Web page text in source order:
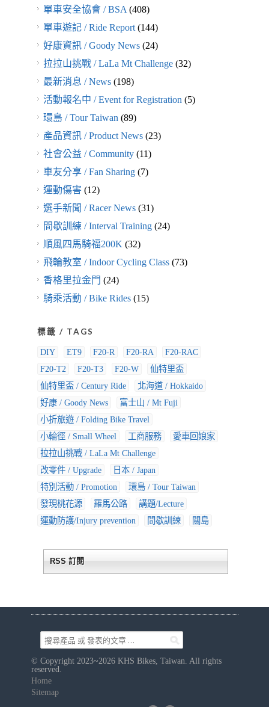
單車安全協會 / BSA(408)
單車遊記 / Ride Report(144)
好康資訊 / Goody News(24)
拉拉山挑戰 / LaLa Mt Challenge(32)
最新消息 / News(198)
活動報名中 / Event for Registration(5)
環島 / Tour Taiwan(89)
產品資訊 / Product News(23)
社會公益 / Community(11)
車友分享 / Fan Sharing(7)
運動傷害(12)
選手新聞 / Racer News(31)
間歇訓練 / Interval Training(24)
順風四馬騎福200K(32)
飛輪教室 / Indoor Cycling Class(73)
香格里拉金門 (24)
騎乘活動 / Bike Rides(15)
標籤 / TAGS
DIY ET9 F20-R F20-RA
F20-RAC
F20-T2
F20-T3 F20-W
仙特里盃
仙特里盃 / Century Ride
北海道 / Hokkaido
好康 / Goody News
富士山 / Mt Fuji
小折旅遊 / Folding Bike Travel
小輪徑 / Small Wheel
工商服務
愛車回娘家
拉拉山挑戰 / LaLa Mt Challenge
改零件 / Upgrade
日本 / Japan
特別活動 / Promotion
環島 / Tour Taiwan
發現桃花源
羅馬公路
講題/Lecture
運動防護/Injury prevention
間歇訓練 關島
RSS 訂閱
© Copyright 2023~2026 KHS Bikes, Taiwan. All rights
reserved.
Home
Sitemap